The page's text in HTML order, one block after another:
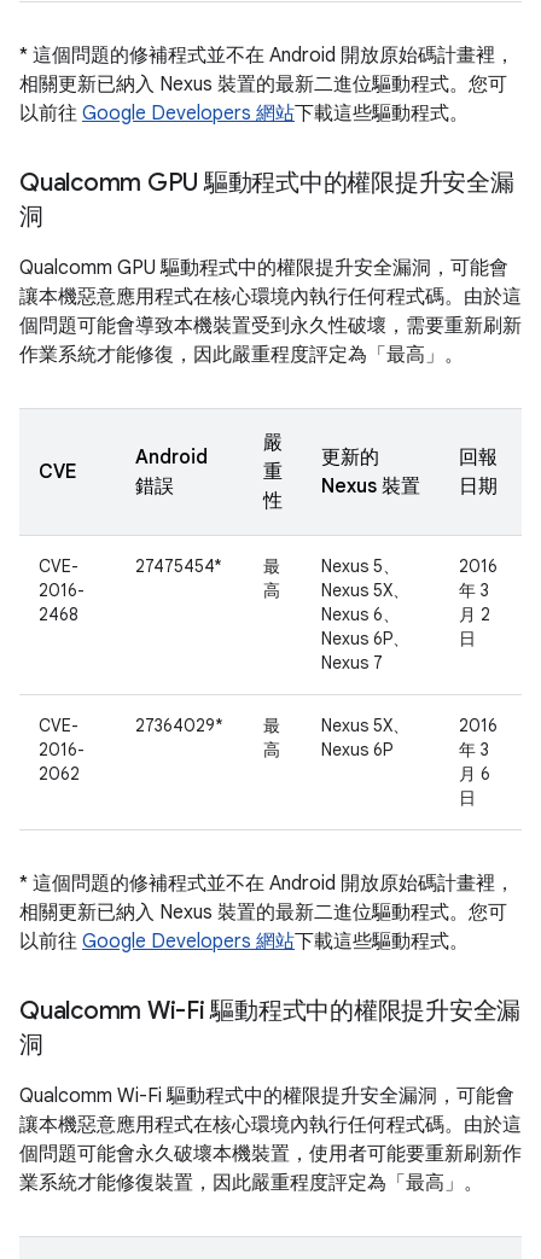
* 這個問題的修補程式並不在 Android 開放原始碼計畫裡，
相關更新已納入 Nexus 裝置的最新二進位驅動程式。您可
以前往 Google Developers 網站下載這些驅動程式。
Qualcomm GPU 驅動程式中的權限提升安全漏
洞
Qualcomm GPU 驅動程式中的權限提升安全漏洞，可能會
讓本機惡意應用程式在核心環境內執行任何程式碼。由於這
個問題可能會導致本機裝置受到永久性破壞，需要重新刷新
作業系統才能修復，因此嚴重程度評定為「最高」。
CVE
Android
錯誤
嚴
重
性
更新的
Nexus 裝置
回報
日期
CVE-
2016-
2468
27475454*
最
高
Nexus 5、
Nexus 5X、
Nexus 6、
Nexus 6P、
Nexus 7
2016
年 3
月 2
日
CVE-
2016-
2062
27364029*
最
高
Nexus 5X、
Nexus 6P
2016
年 3
月 6
日
* 這個問題的修補程式並不在 Android 開放原始碼計畫裡，
相關更新已納入 Nexus 裝置的最新二進位驅動程式。您可
以前往 Google Developers 網站下載這些驅動程式。
Qualcomm Wi-Fi 驅動程式中的權限提升安全漏
洞
Qualcomm Wi-Fi 驅動程式中的權限提升安全漏洞，可能會
讓本機惡意應用程式在核心環境內執行任何程式碼。由於這
個問題可能會永久破壞本機裝置，使用者可能要重新刷新作
業系統才能修復裝置，因此嚴重程度評定為「最高」。